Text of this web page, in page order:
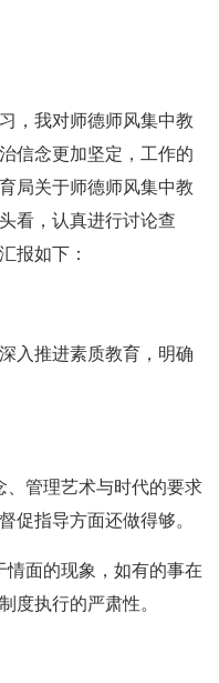
，我对师德师风集中教
信念更加坚定，工作的
局关于师德师风集中教
看，认真进行讨论查
报如下：
入推进素质教育，明确
、管理艺术与时代的要求
促指导方面还做得够。
情面的现象，如有的事在
度执行的严肃性。